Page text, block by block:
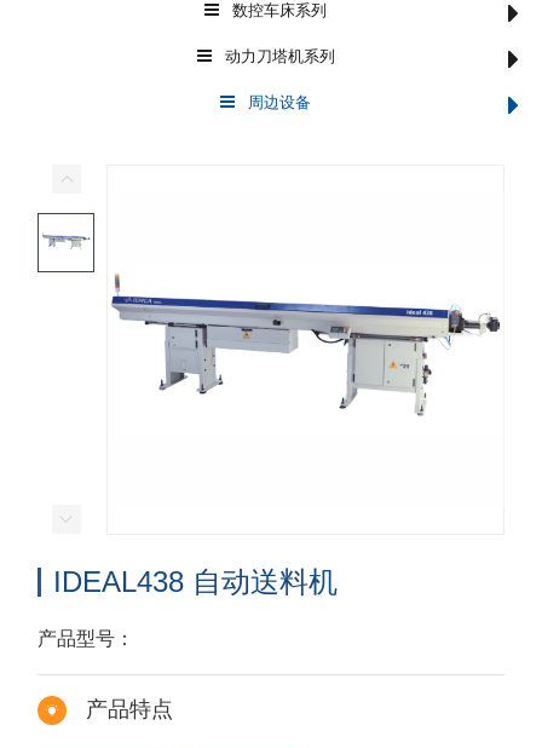
数控车床系列
动力刀塔机系列
周边设备
IDEAL438 自动送料机
产品型号：
产品特点